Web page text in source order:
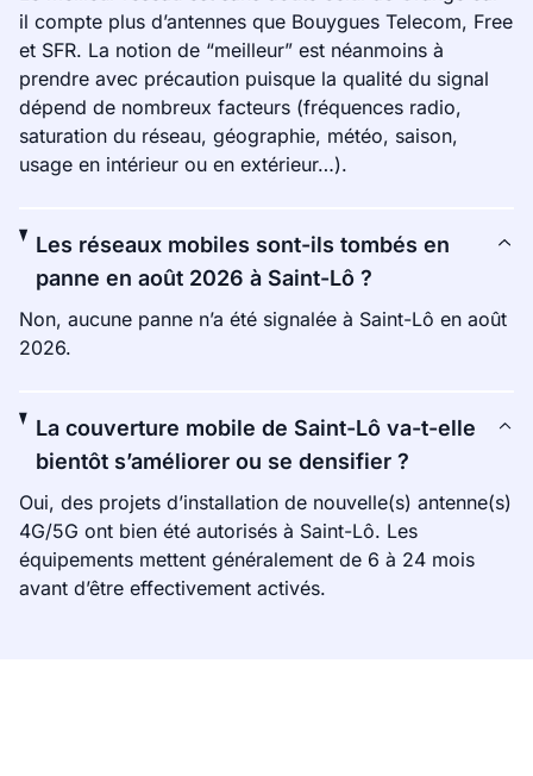
il compte plus d’antennes que Bouygues Telecom, Free
et SFR. La notion de “meilleur” est néanmoins à
prendre avec précaution puisque la qualité du signal
dépend de nombreux facteurs (fréquences radio,
saturation du réseau, géographie, météo, saison,
usage en intérieur ou en extérieur…).
Les réseaux mobiles sont-ils tombés en
panne en août 2026 à Saint-Lô ?
Non, aucune panne n’a été signalée à Saint-Lô en août
2026.
La couverture mobile de Saint-Lô va-t-elle
bientôt s’améliorer ou se densifier ?
Oui, des projets d’installation de nouvelle(s) antenne(s)
4G/5G ont bien été autorisés à Saint-Lô. Les
équipements mettent généralement de 6 à 24 mois
avant d’être effectivement activés.